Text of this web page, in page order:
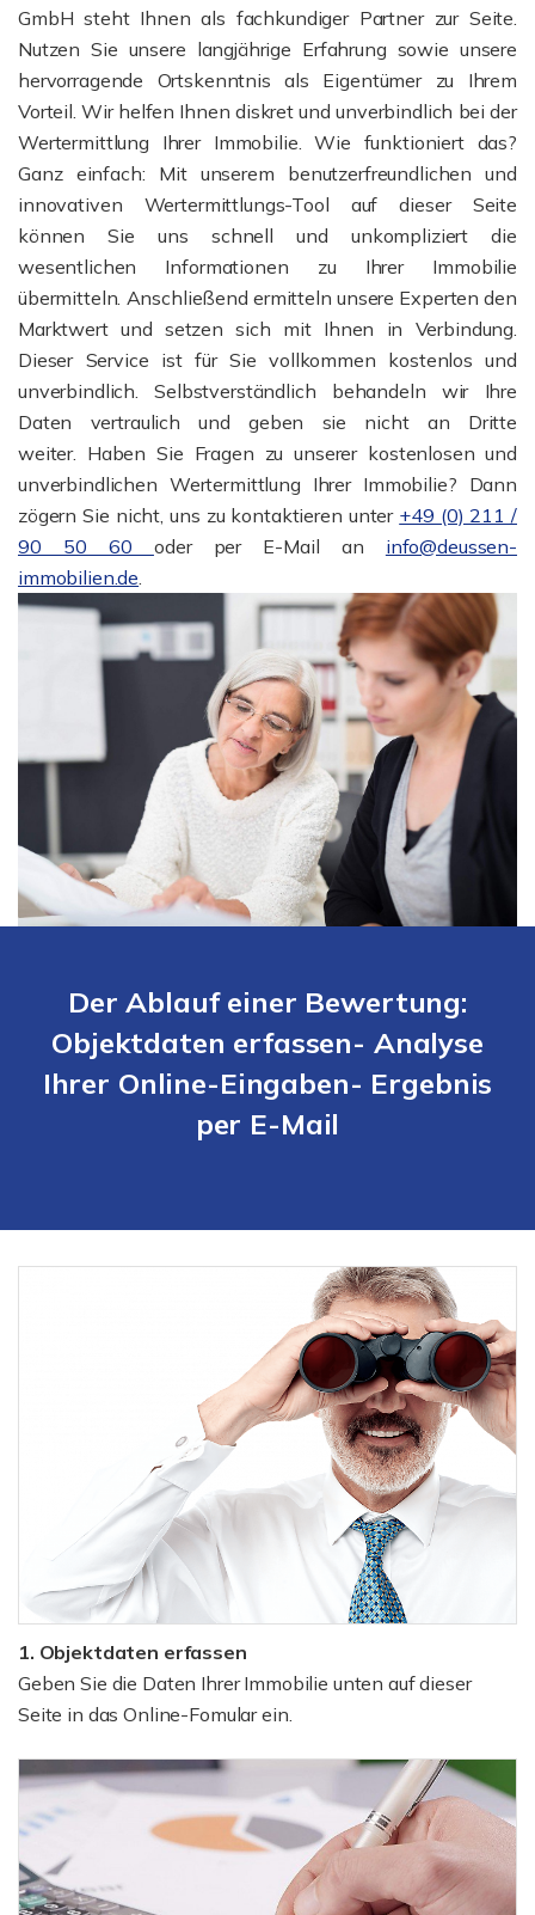
GmbH steht Ihnen als fachkundiger Partner zur Seite.
Nutzen Sie unsere langjährige Erfahrung sowie unsere
hervorragende Ortskenntnis als Eigentümer zu Ihrem
Vorteil. Wir helfen Ihnen diskret und unverbindlich bei der
Wertermittlung Ihrer Immobilie. Wie funktioniert das?
Ganz einfach: Mit unserem benutzerfreundlichen und
innovativen Wertermittlungs-Tool auf dieser Seite
können Sie uns schnell und unkompliziert die
wesentlichen Informationen zu Ihrer Immobilie
übermitteln. Anschließend ermitteln unsere Experten den
Marktwert und setzen sich mit Ihnen in Verbindung.
Dieser Service ist für Sie vollkommen kostenlos und
unverbindlich. Selbstverständlich behandeln wir Ihre
Daten vertraulich und geben sie nicht an Dritte
weiter. Haben Sie Fragen zu unserer kostenlosen und
unverbindlichen Wertermittlung Ihrer Immobilie? Dann
zögern Sie nicht, uns zu kontaktieren unter +49 (0) 211 /
90 50 60 oder per E-Mail an info@deussen-
immobilien.de
Der Ablauf einer Bewertung:
Objektdaten erfassen- Analyse
Ihrer Online-Eingaben- Ergebnis
per E-Mail
1. Objektdaten erfassen
Geben Sie die Daten Ihrer Immobilie unten auf dieser
Seite in das Online-Fomular ein.